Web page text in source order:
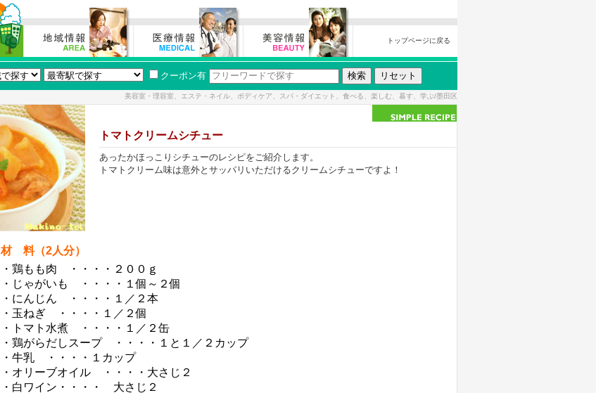
トップページに戻る
クーポン有
美容室・理容室、エステ・ネイル、ボディケア、スパ・ダイエット、食べる、楽しむ、暮す、学ぶ/墨田区
トマトクリームシチュー
あったかほっこりシチューのレシピをご紹介します。
トマトクリーム味は意外とサッパリいただけるクリームシチューですよ！
材 料（2人分）
・鶏もも肉 ・・・・２００ｇ
・じゃがいも ・・・・１個～２個
・にんじん ・・・・１／２本
・玉ねぎ ・・・・１／２個
・トマト水煮 ・・・・１／２缶
・鶏がらだしスープ ・・・・１と１／２カップ
・牛乳 ・・・・１カップ
・オリーブオイル ・・・・大さじ２
・白ワイン・・・・ 大さじ２